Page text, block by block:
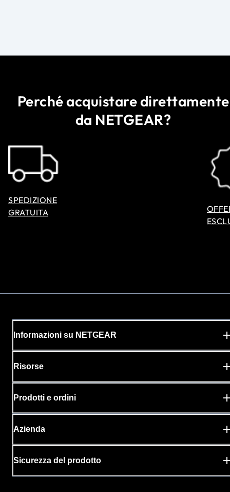
Perché acquistare direttamente
da NETGEAR?
SPEDIZIONE
GRATUITA
Informazioni su NETGEAR
Risorse
Prodotti e ordini
Azienda
Sicurezza del prodotto